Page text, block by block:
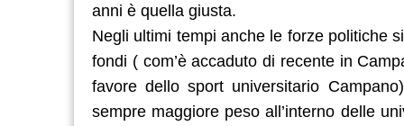
anni è quella giusta.
Negli ultimi tempi anche le forze politiche
fondi ( com’è accaduto di recente in
favore dello sport universitario
sempre maggiore peso all’interno delle